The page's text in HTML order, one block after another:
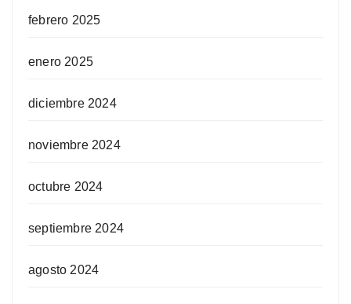
febrero 2025
enero 2025
diciembre 2024
noviembre 2024
octubre 2024
septiembre 2024
agosto 2024